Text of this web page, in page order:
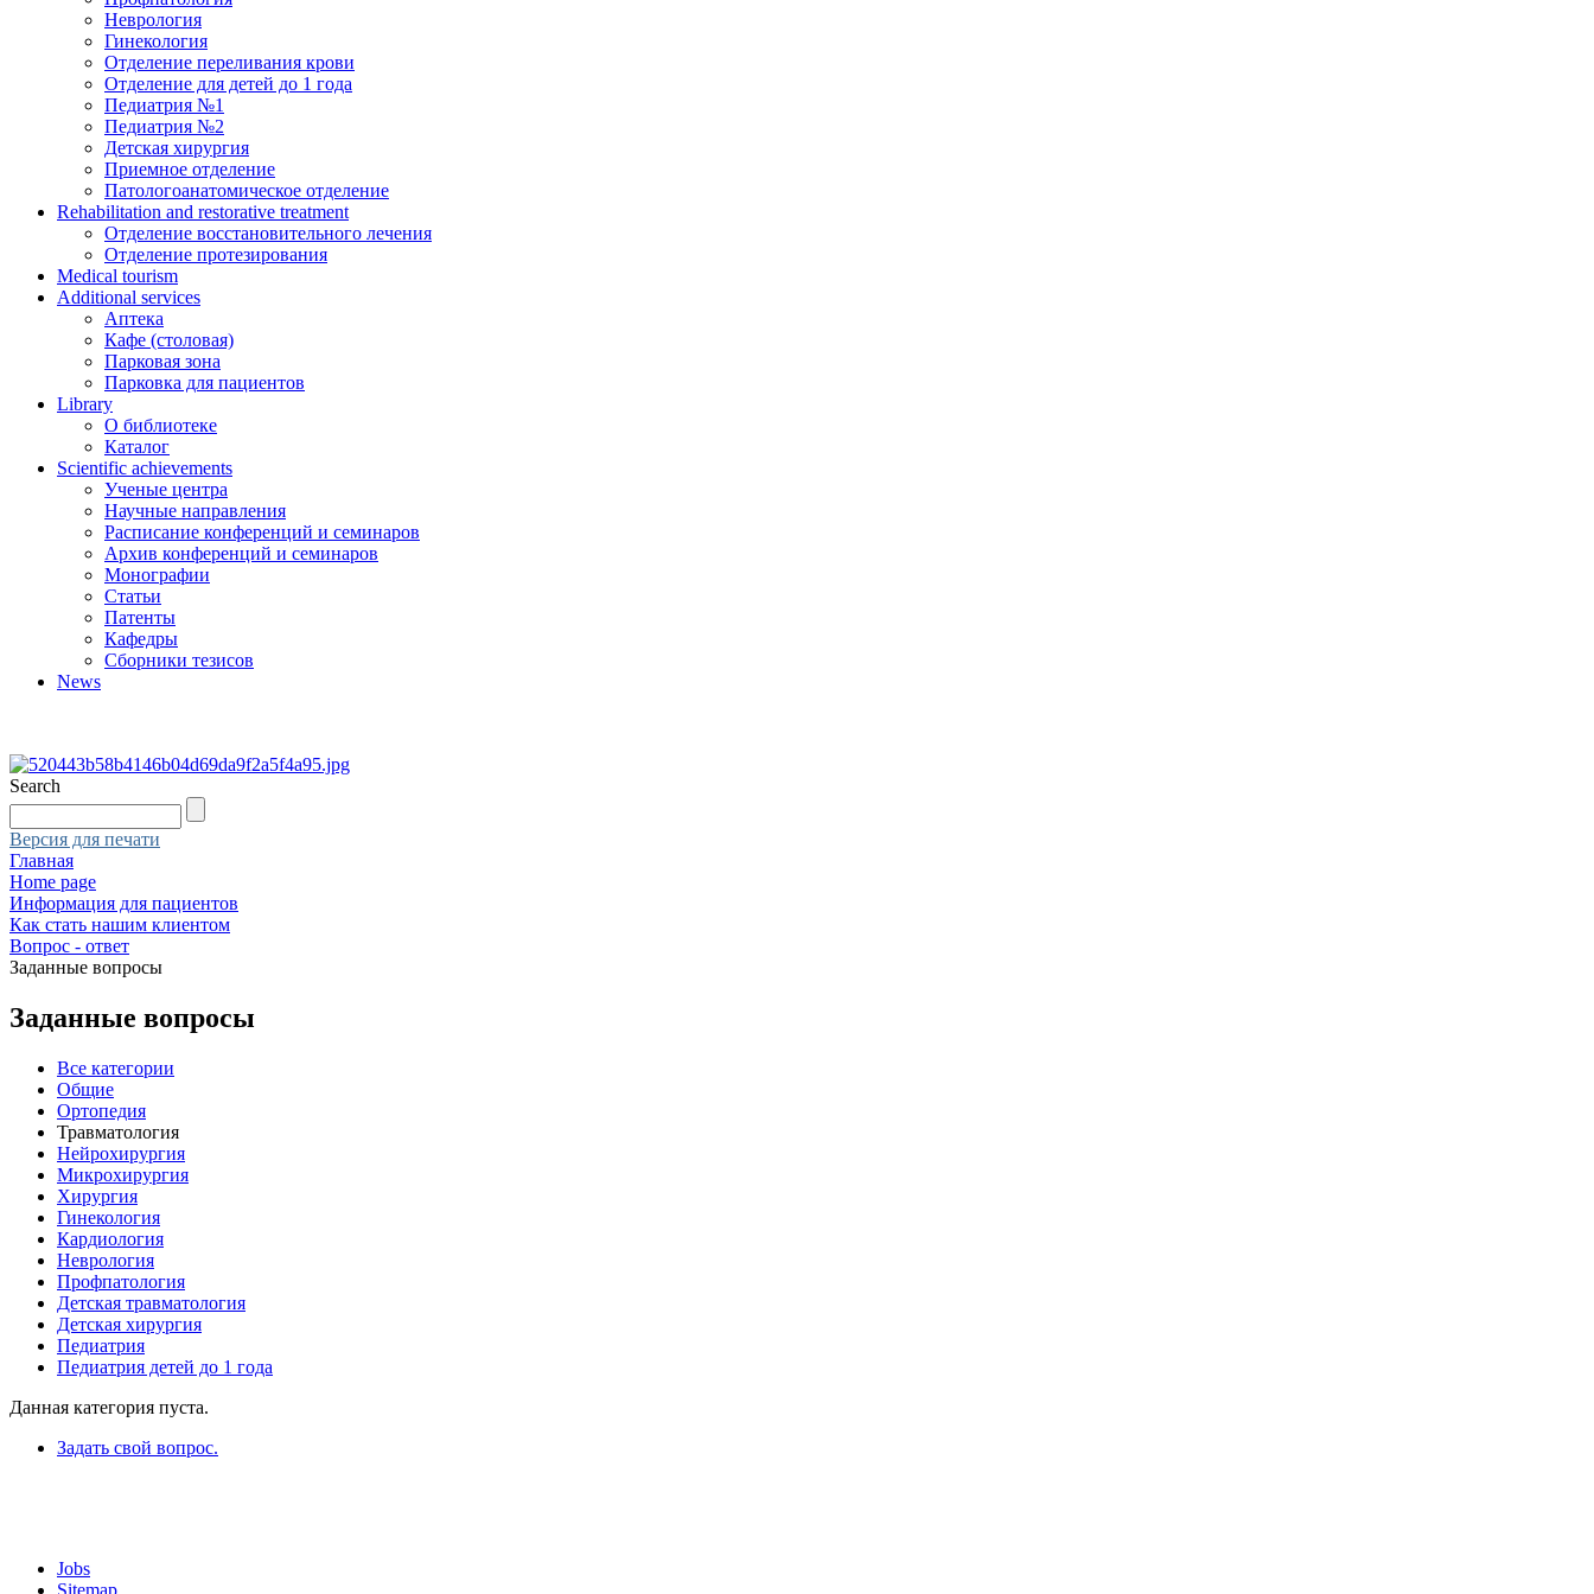
Неврология
Гинекология
Отделение переливания крови
Отделение для детей до 1 года
Педиатрия №1
Педиатрия №2
Детская хирургия
Приемное отделение
Патологоанатомическое отделение
Rehabilitation and restorative treatment
Отделение восстановительного лечения
Отделение протезирования
Medical tourism
Additional services
Аптека
Кафе (столовая)
Парковая зона
Парковка для пациентов
Library
О библиотеке
Каталог
Scientific achievements
Ученые центра
Научные направления
Расписание конференций и семинаров
Архив конференций и семинаров
Монографии
Статьи
Патенты
Кафедры
Сборники тезисов
News
Search
Версия для печати
Главная
Home page
Информация для пациентов
Как стать нашим клиентом
Вопрос - ответ
Заданные вопросы
Заданные вопросы
Все категории
Общие
Ортопедия
Травматология
Нейрохирургия
Микрохирургия
Хирургия
Гинекология
Кардиология
Неврология
Профпатология
Детская травматология
Детская хирургия
Педиатрия
Педиатрия детей до 1 года
Данная категория пуста.
Задать свой вопрос.
Jobs
Sitemap